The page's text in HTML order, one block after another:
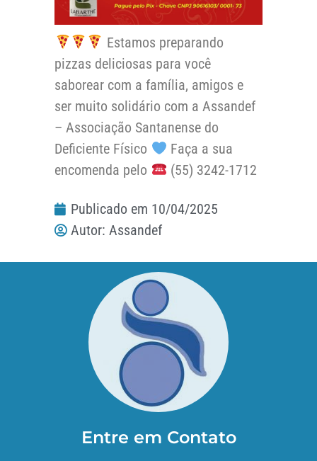
Estamos preparando
pizzas deliciosas para você
saborear com a família, amigos e
ser muito solidário com a Assandef
– Associação Santanense do
Deficiente Físico
Faça a sua
encomenda pelo
(55) 3242-1712
Publicado em 10/04/2025
Autor: Assandef
Entre em Contato